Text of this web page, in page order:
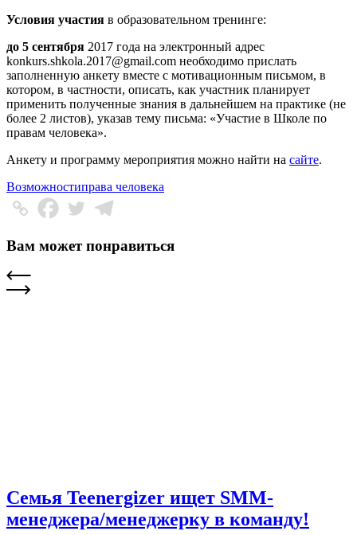
Условия участия в образовательном тренинге:
до 5 сентября 2017 года на электронный адрес
konkurs.shkola.2017@gmail.com необходимо прислать
заполненную анкету вместе с мотивационным письмом, в
котором, в частности, описать, как участник планирует
применить полученные знания в дальнейшем на практике (не
более 2 листов), указав тему письма: «Участие в Школе по
правам человека».
Анкету и программу мероприятия можно найти на сайте.
Возможностиправа человека
Вам может понравиться
Семья Teenergizer ищет SMM-
менеджера/менеджерку в команду!